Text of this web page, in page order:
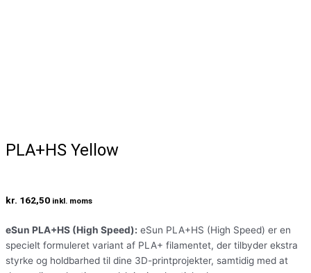
PLA+HS Yellow
kr. 162,50 inkl. moms
eSun PLA+HS (High Speed): eSun PLA+HS (High Speed) er en
specielt formuleret variant af PLA+ filamentet, der tilbyder ekstra
styrke og holdbarhed til dine 3D-printprojekter, samtidig med at